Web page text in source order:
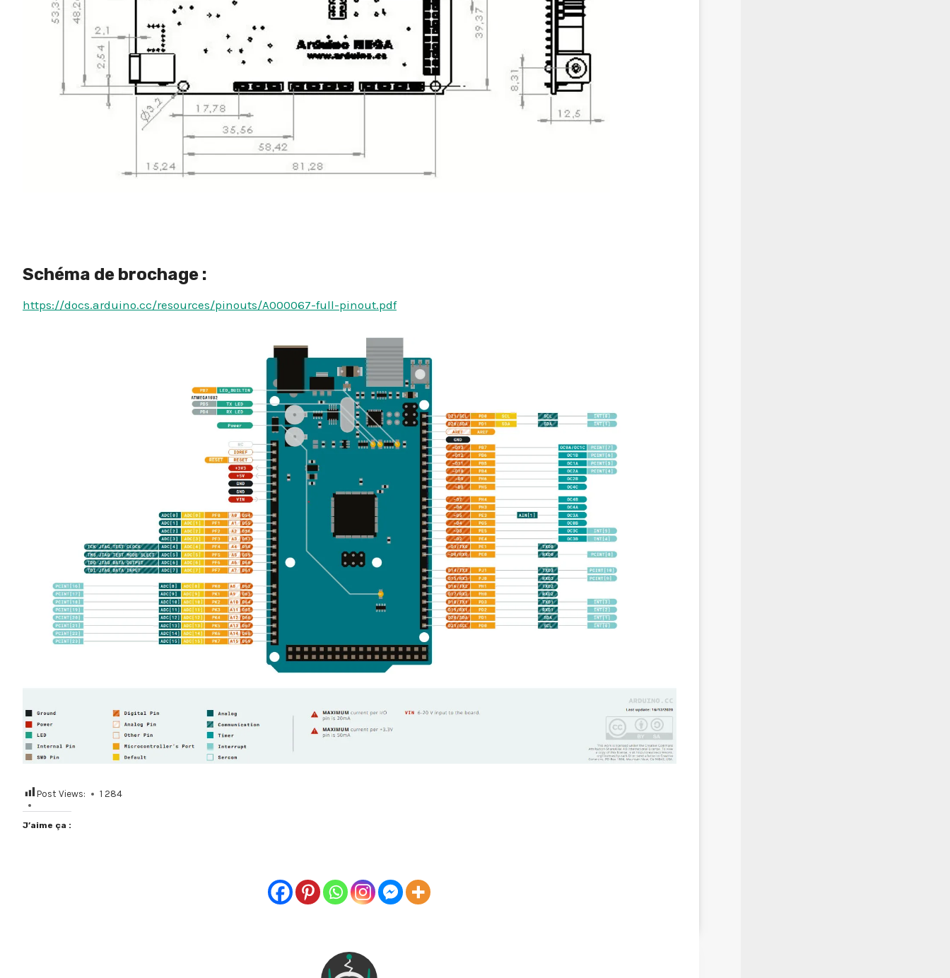
Schéma de brochage :
https://docs.arduino.cc/resources/pinouts/A000067-full-pinout.pdf
Post Views: 1 284
J’aime ça :